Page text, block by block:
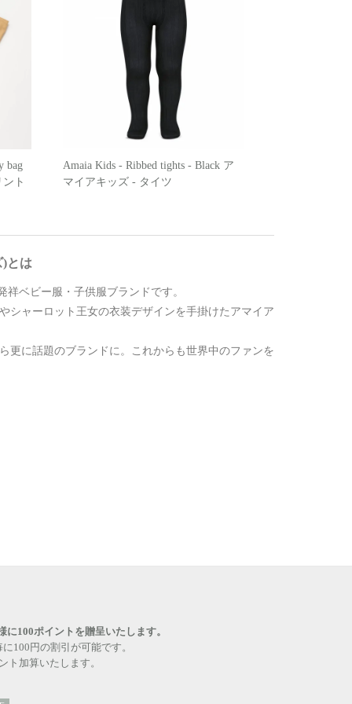
bag
ト
Amaia Kids - Ribbed tights - Black ア
マイアキッズ - タイツ
とは
ベビー服・子供服ブランドです。
シャーロット王女の衣装デザインを手掛けたアマイア
更に話題のブランドに。これからも世界中のファンを
100ポイントを贈呈いたします。
100円の割引が可能です。
ト加算いたします。